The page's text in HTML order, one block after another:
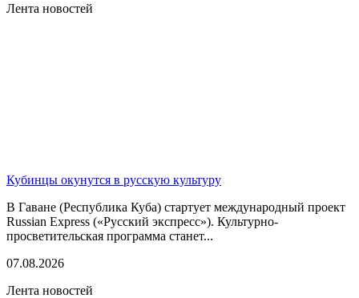
Лента новостей
Кубинцы окунутся в русскую культуру
В Гаване (Республика Куба) стартует международный проект
Russian Express («Русский экспресс»). Культурно-
просветительская программа станет...
07.08.2026
Лента новостей